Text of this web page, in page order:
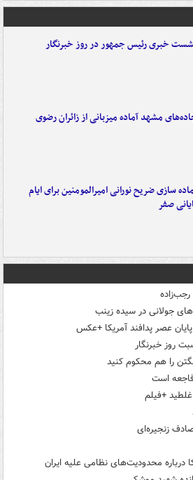
خبری رئیس جمهور در روز خبرنگار
مشهد آماده میزبانی از زائران رضوی
سازی ضریح نورانی امیرالمومنین برای ایام
صفر
جولانی در سیده زینب
روز خبرنگار
را هم محکوم کنید
فاجعه است
+فیلم
درباره محدودیت‌های نظامی علیه ایران